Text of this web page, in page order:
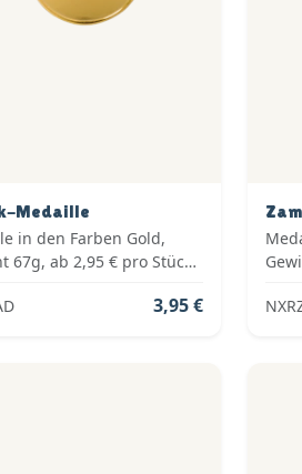
Medaille
in den Farben Gold,
67g, ab 2,95 € pro Stück
und fertig3,95 €